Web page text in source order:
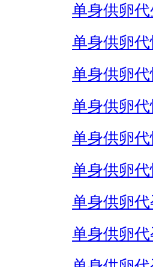
单身供卵代
单身供卵
单身供卵
单身供卵
单身供卵
单身供卵代
单身供卵
单身供卵